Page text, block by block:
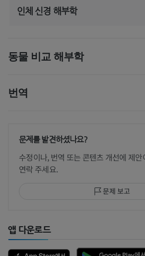
인체 신경 해부학
동물 비교 해부학
번역
문제를 발견하셨나요?
수정이나, 번역 또는 콘텐츠 개선에 제
연락 주세요.
문제 보고
앱 다운로드